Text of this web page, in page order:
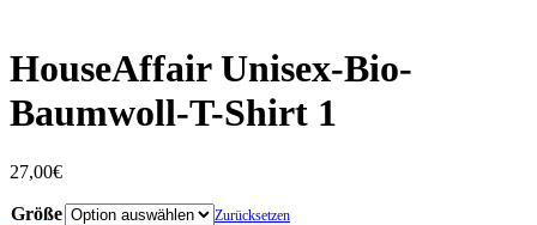
HouseAffair Unisex-Bio-
Baumwoll-T-Shirt 1
27,00€
Größe Zurücksetzen